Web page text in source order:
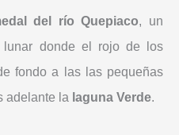
del río Quepiaco, un
lunar donde el rojo de los
fondo a las las pequeñas
adelante la laguna Verde.